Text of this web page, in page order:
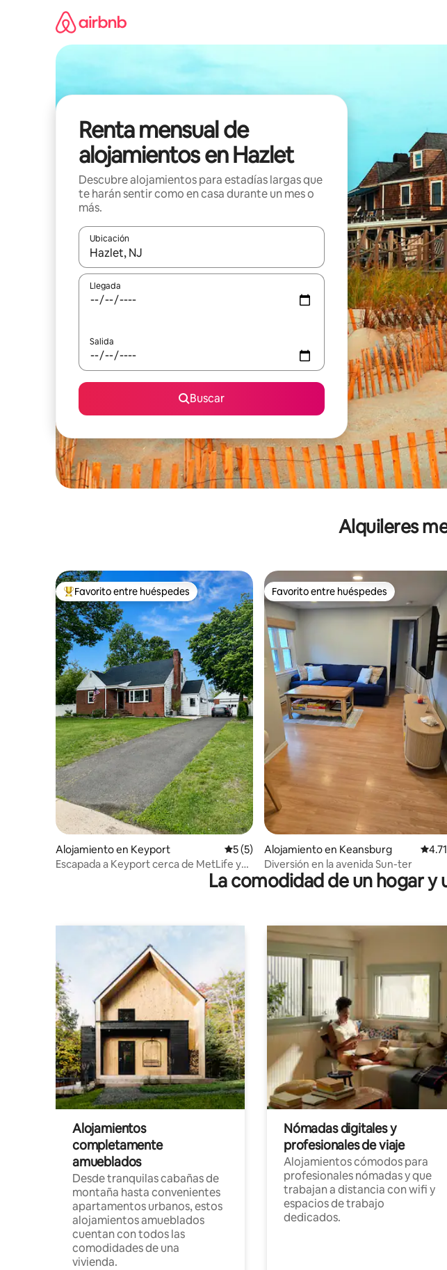
Renta mensual de
alojamientos en Hazlet
Descubre alojamientos para estadías largas que
te harán sentir como en casa durante un mes o
más.
Ubicación
Cuando los resultados estén disponibles, navega con las teclas de flecha hacia
Llegada
Salida
Buscar
Alquileres
Favorito entre huéspedes preferido
Favorito entre huéspedes
Alojamiento en Keyport Calificación promedio: 5 de 5, 5 reseñas
5 (5)
Escapada a Keyport cerca de MetLife y
Favorito entre huéspedes
Favorito entre huéspedes
Alojamiento en Keansburg
Diversión en la avenida Sun-ter
La comodidad de un hogar y
Alojamientos
completamente
amueblados
Desde tranquilas cabañas de
montaña hasta convenientes
apartamentos urbanos, estos
alojamientos amueblados
cuentan con todos las
comodidades de una
vivienda.
Nómadas digitales y
profesionales de viaje
Alojamientos cómodos para
profesionales nómadas y que
trabajan a distancia con wifi y
espacios de trabajo
dedicados.